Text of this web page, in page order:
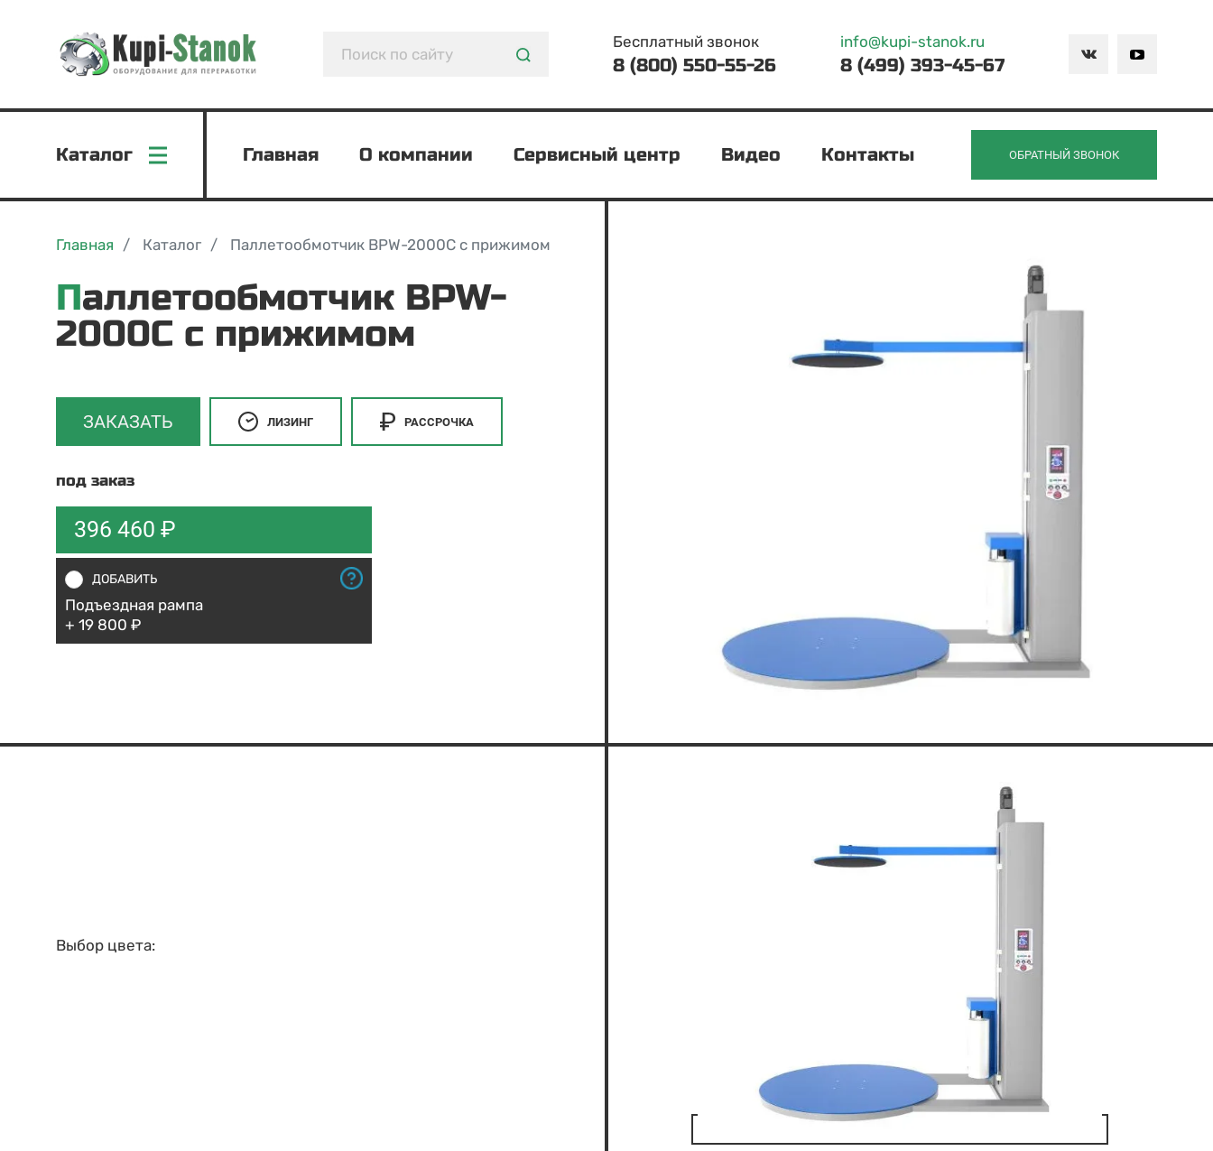
Бесплатный звонок
8 (800) 550-55-26
info@kupi-stanok.ru
8 (499) 393-45-67
Каталог Главная О компании Сервисный центр Видео Контакты ОБРАТНЫЙ ЗВОНОК
Главная Каталог Паллетообмотчик BPW-2000C с прижимом
Паллетообмотчик BPW-
2000C с прижимом
ЗАКАЗАТЬ ЛИЗИНГ РАССРОЧКА
под заказ
396 460 ₽
ДОБАВИТЬ
Подъездная рампа
+ 19 800 ₽
Выбор цвета: